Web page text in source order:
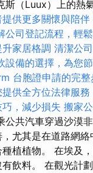
斯（Luux）上的熱
供更多關懷與陪伴
公司登記流程，輕
家居格調 清潔公
設備的選擇，為您
台胞證申請的完整
供全方位法律服務
，減少損失 搬家
公共汽車穿過沙漠
尤其是在道路網
植植物。 在埃及
飲料。 在觀光計